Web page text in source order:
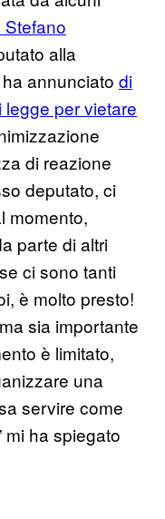
Stefano
alla
annunciato di
per vietare
di reazione
deputato, ci
momento,
parte di altri
ci sono tanti
è molto presto!
sia importante
è limitato,
una
servire come
mi ha spiegato